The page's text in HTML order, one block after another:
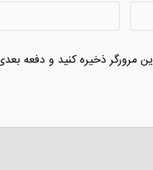
مرورگر ذخیره کنید و دفعه